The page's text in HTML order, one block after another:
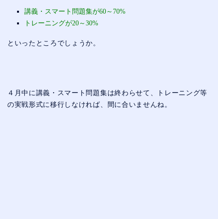
講義・スマート問題集が60～70%
トレーニングが20～30%
といったところでしょうか。
４月中に講義・スマート問題集は終わらせて、トレーニング等
の実戦形式に移行しなければ、間に合いませんね。